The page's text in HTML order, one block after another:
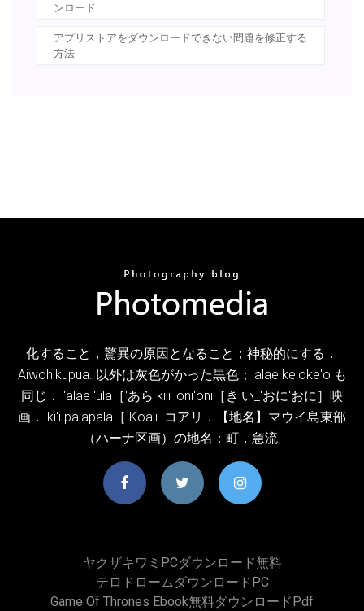
ンロード
アプリストアをダウンロードできない問題を修正する
方法
化すること，驚異の原因となること；神秘的にする．
Aiwohikupua. 以外は灰色がかった黒色；'alae ke'oke'o も
同じ． 'alae 'ula［'あら ki'i 'oni'oni［き'い_'おに'おに］映
画． ki'i palapala［ Koali. コアリ．【地名】マウイ島東部
（ハーナ区画）の地名：町，急流.
ヤクザキワミPCダウンロード無料
テロドロームダウンロードPC
Game Of Thrones Ebook無料ダウンロードpdf